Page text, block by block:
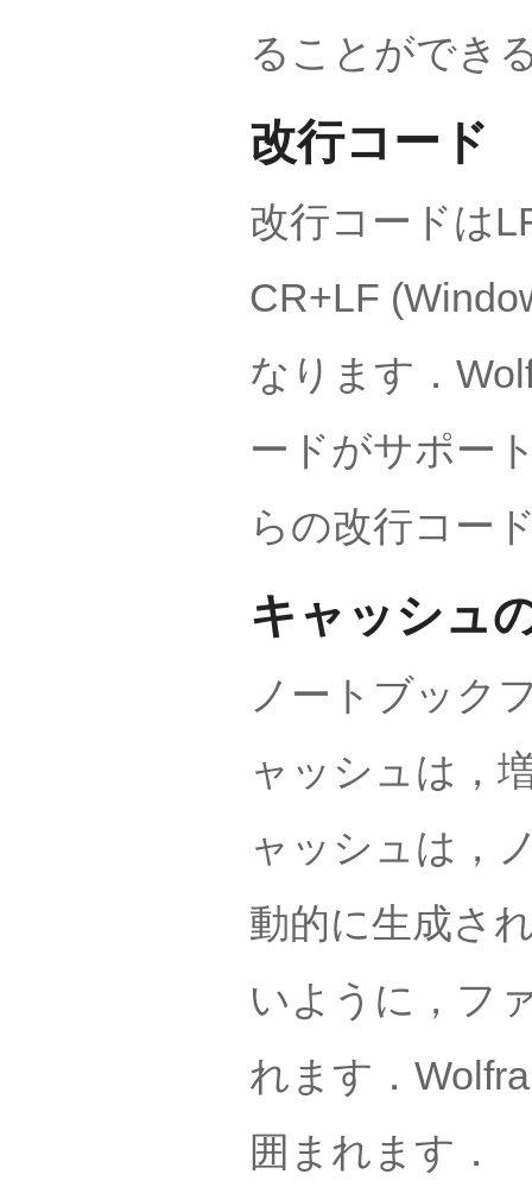
ることができ
改行コード
改行コードは
CR+LF
なります．
ードがサポー
らの改行コー
キャッシュ
ノートブック
ャッシュは，
ャッシュは，
動的に生成さ
いように，フ
れます．
囲まれます．